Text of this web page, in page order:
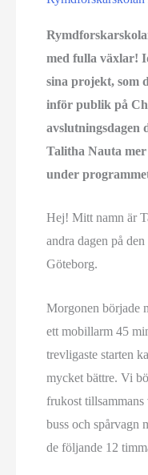
med fulla växlar!
sina projekt, som
inför publik på
avslutningsdagen
Talitha Nauta
under
Hej! Mitt namn är
andra dagen på
Göteborg.
Morgonen började
ett mobillarm 45
trevligaste starten
mycket bättre. Vi
frukost
buss och spårvagn
de följande 12